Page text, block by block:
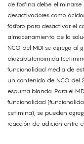
de fosfina debe
desactivadores como
fósforo para desactivar el
almacenamiento de la
NCO del MDI se agrega
diazabutenoimida
funcionalidad media de
un contenido de NCO del
espuma blanda. Para el
funcionalidad
cetimina), se pueden
reacción de adición entre